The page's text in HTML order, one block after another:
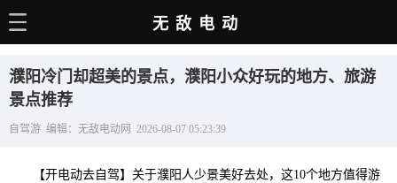
电动百科
电车资讯
电车手册
无敌电动
濮阳冷门却超美的景点，濮阳小众好玩的地方、旅游
景点推荐
自驾游 编辑：无敌电动网 2026-08-07 05:23:39
【开电动去自驾】关于濮阳人少景美好去处，这10个地方值得游